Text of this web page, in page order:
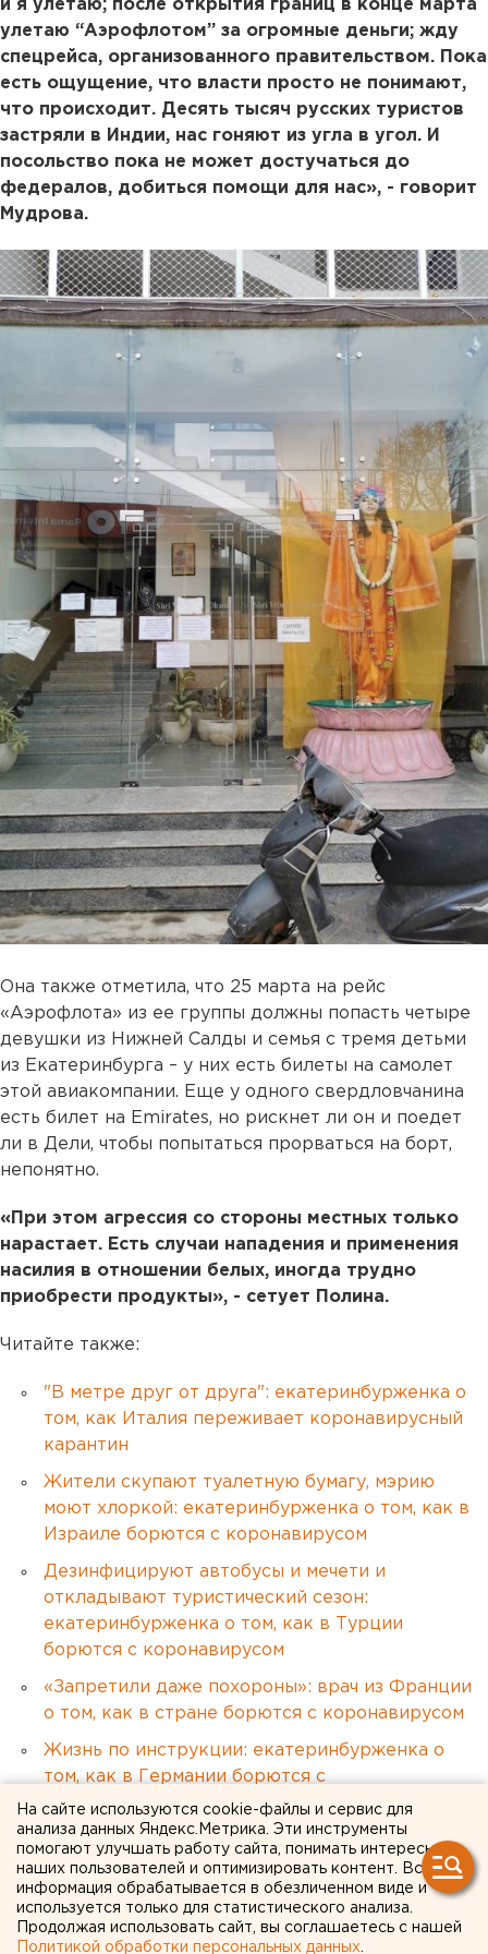
и я улетаю; после открытия границ в конце марта
улетаю “Аэрофлотом” за огромные деньги; жду
спецрейса, организованного правительством. Пока
есть ощущение, что власти просто не понимают,
что происходит. Десять тысяч русских туристов
застряли в Индии, нас гоняют из угла в угол. И
посольство пока не может достучаться до
федералов, добиться помощи для нас», - говорит
Мудрова.
Она также отметила, что 25 марта на рейс
«Аэрофлота» из ее группы должны попасть четыре
девушки из Нижней Салды и семья с тремя детьми
из Екатеринбурга – у них есть билеты на самолет
этой авиакомпании. Еще у одного свердловчанина
есть билет на Emirates, но рискнет ли он и поедет
ли в Дели, чтобы попытаться прорваться на борт,
непонятно.
«При этом агрессия со стороны местных только
нарастает. Есть случаи нападения и применения
насилия в отношении белых, иногда трудно
приобрести продукты», - сетует Полина.
Читайте также:
"В метре друг от друга": екатеринбурженка о
том, как Италия переживает коронавирусный
карантин
Жители скупают туалетную бумагу, мэрию
моют хлоркой: екатеринбурженка о том, как в
Израиле борются с коронавирусом
Дезинфицируют автобусы и мечети и
откладывают туристический сезон:
екатеринбурженка о том, как в Турции
борются с коронавирусом
«Запретили даже похороны»: врач из Франции
о том, как в стране борются с коронавирусом
Жизнь по инструкции: екатеринбурженка о
том, как в Германии борются с
коронавирусом
Происшествия Общество
На сайте используются cookie-файлы и сервис для
анализа данных Яндекс.Метрика. Эти инструменты
помогают улучшать работу сайта, понимать интересы
наших пользователей и оптимизировать контент. Вся
информация обрабатывается в обезличенном виде и
используется только для статистического анализа.
Продолжая использовать сайт, вы соглашаетесь с нашей
Политикой обработки персональных данных